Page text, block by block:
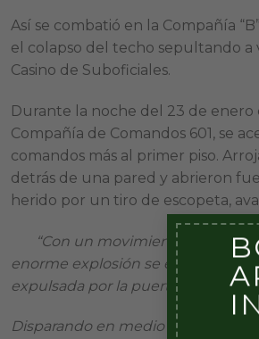
Así se combatió en la Compañía
el colapso del techo sepultando a
Casino de Suboficiales.
Durante la noche del 23 de enero
Compañía de Comandos 601, se
comandos más al primer piso.
detrás de una pared y abrieron
herido por un tiro de escopeta,
“Con un movimiento rápido
enorme explosión se escuchó
expulsada por la puerta.
Disparando en medio del humo